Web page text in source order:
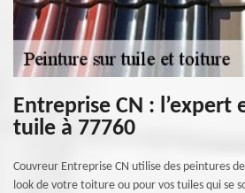
Entreprise CN : l’expert
tuile à 77760
Couvreur Entreprise CN utilise des peintures
look de votre toiture ou pour vos tuiles qui se